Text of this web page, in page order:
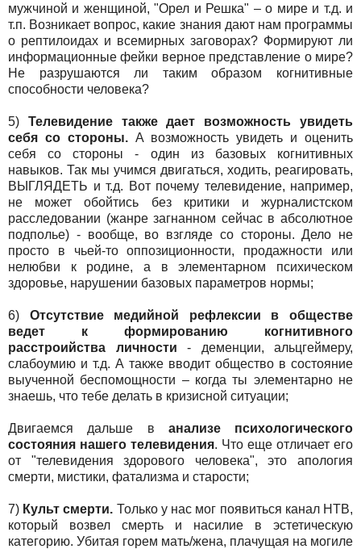
мужчиной и женщиной, "Орел и Решка" – о мире и т.д. и
т.п. Возникает вопрос, какие знания дают нам программы
о рептилоидах и всемирных заговорах? Формируют ли
информационные фейки верное представление о мире?
Не разрушаются ли таким образом когнитивные
способности человека?
5) Телевидение также дает возможность увидеть
себя со стороны. А возможность увидеть и оценить
себя со стороны - один из базовых когнитивных
навыков. Так мы учимся двигаться, ходить, реагировать,
ВЫГЛЯДЕТЬ и т.д. Вот почему телевидение, например,
не может обойтись без критики и журналистском
расследовании (жанре загнанном сейчас в абсолютное
подполье) - вообще, во взгляде со стороны. Дело не
просто в чьей-то оппозиционности, продажности или
нелюбви к родине, а в элементарном психическом
здоровье, нарушении базовых параметров нормы;
6) Отсутствие медийной рефлексии в обществе
ведет к формированию когнитивного
расстроийства личности - деменции, альцгеймеру,
слабоумию и т.д. А также вводит общество в состояние
выученной беспомощности – когда ты элементарно не
знаешь, что тебе делать в кризисной ситуации;
Двигаемся дальше в анализе психологического
состояния нашего телевидения. Что еще отличает его
от "телевидения здорового человека", это апология
смерти, мистики, фатализма и старости;
7) Культ смерти. Только у нас мог появиться канал НТВ,
который возвел смерть и насилие в эстетическую
категорию. Убитая горем мать/жена, плачущая на могиле